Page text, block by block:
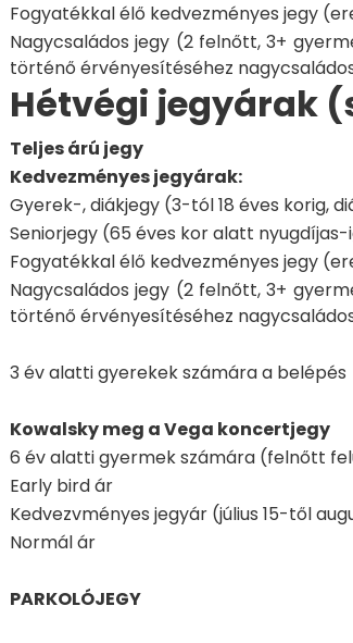
Fogyatékkal élő kedvezményes jegy
Nagycsaládos jegy (2 felnőtt, 3+
történő érvényesítéséhez
Hétvégi jegyárak
Teljes árú jegy
Kedvezményes jegyárak:
Gyerek-, diákjegy (3-tól 18 éves korig,
Seniorjegy (65 éves kor alatt
Fogyatékkal élő kedvezményes jegy
Nagycsaládos jegy (2 felnőtt, 3+
történő érvényesítéséhez
3 év alatti gyerekek számára a belépés
Kowalsky meg a Vega koncertjegy
6 év alatti gyermek számára (felnőtt
Early bird ár
Kedvezvményes jegyár (július 15-től
Normál ár
PARKOLÓJEGY